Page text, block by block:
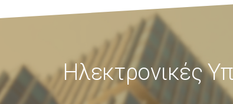
Ηλεκτρονικές